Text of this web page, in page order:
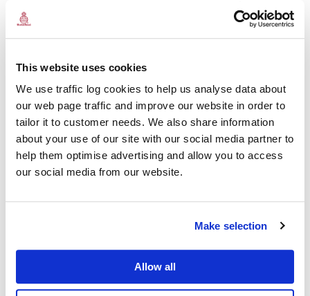
This website uses cookies
We use traffic log cookies to help us analyse data about
our web page traffic and improve our website in order to
tailor it to customer needs. We also share information
about your use of our site with our social media partner to
help them optimise advertising and allow you to access
our social media from our website.
Make selection
Allow all
asupra
industriei
încredere
celor mai recente
securitate și
verificare a
identității.
operatorilor
și protejează
utilizatorii
Inovație
tehnologiilor de
Accentuează
experiența
socială
instrumente pentru
promovarea jocului
responsabil și
Compliance
cu noile
și construirea